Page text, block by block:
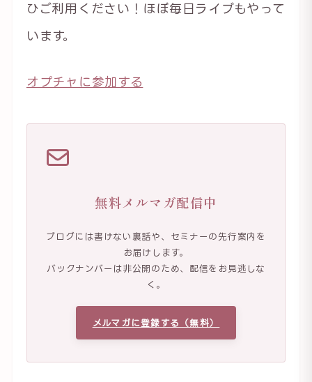
ひご利用ください！ほぼ毎日ライブもやって
います。
オプチャに参加する
無料メルマガ配信中
ブログには書けない裏話や、セミナーの先行案内を
お届けします。
バックナンバーは非公開のため、配信をお見逃しな
く。
メルマガに登録する（無料）